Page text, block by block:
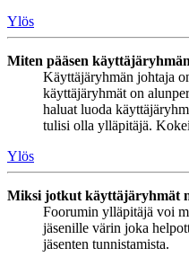
Ylös
Miten pääsen
Käyttäjäryhmän johtaja
käyttäjäryhmät on
haluat luoda
tulisi olla ylläpitäjä.
Ylös
Miksi jotkut käyttäjäryhmät
Foorumin ylläpitäjä voi
jäsenille värin joka
jäsenten tunnistamista.